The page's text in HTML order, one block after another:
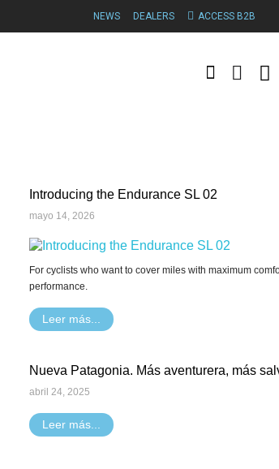
NEWS DEALERS ACCESS B2B
Introducing the Endurance SL 02
mayo 14, 2026
For cyclists who want to cover miles with maximum
performance.
Leer más...
Nueva Patagonia. Más aventurera, más
abril 24, 2025
Leer más...